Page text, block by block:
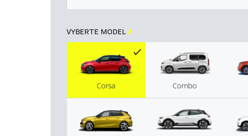
VYBERTE MODEL 
Corsa Combo